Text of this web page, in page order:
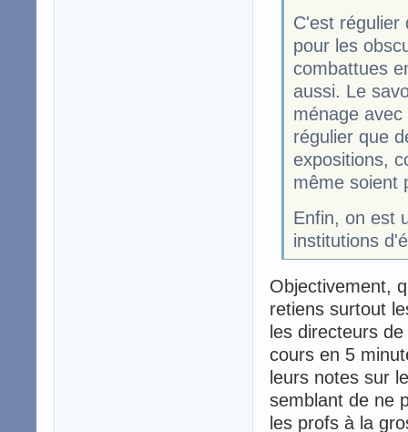
C'est régulier
pour les
combattues
aussi. Le
ménage
régulier que
expositions,
même soient
Enfin, on est
institutions
Objectivement,
retiens surtout
les directeurs
cours en 5
leurs notes sur
semblant de ne
les profs à la